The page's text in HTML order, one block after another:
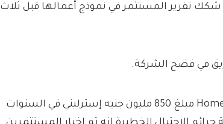
شكك تقرير المستثمر في نموذج أعمالها قبل ثلاث
في فضح الشركة.
بعد الإدراج، جمعت شركة Home REIT مبلغ 850 مليون جنيه إسترليني في السنوات